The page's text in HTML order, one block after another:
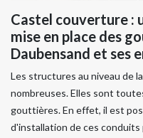
Castel couverture :
mise en place des
Daubensand et ses
Les structures au niveau de
nombreuses. Elles sont
gouttières. En effet, il est
d'installation de ces